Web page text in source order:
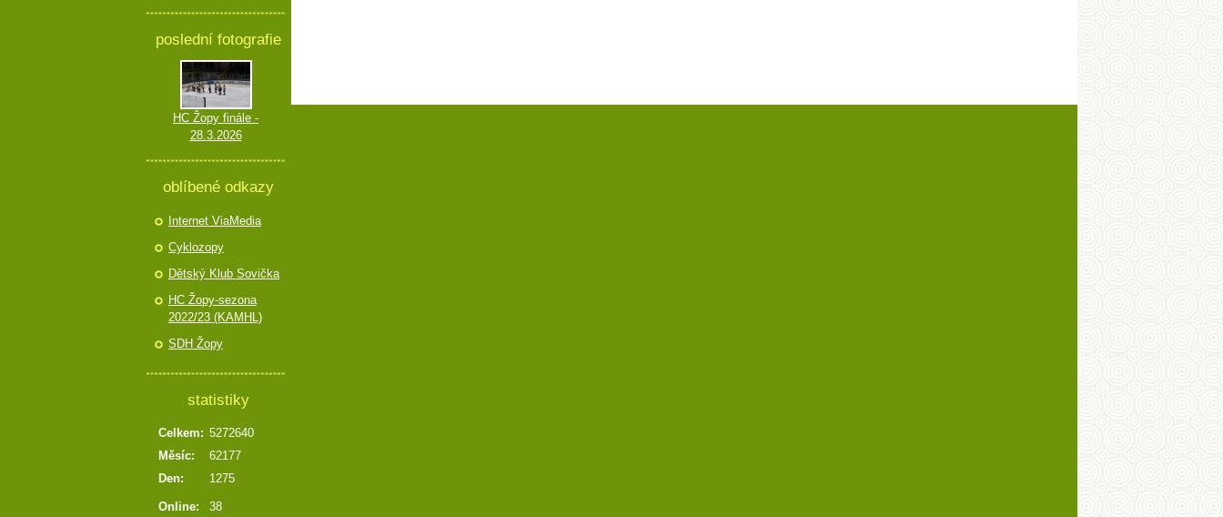
poslední fotografie
HC Žopy finále -
28.3.2026
oblíbené odkazy
Internet ViaMedia
Cyklozopy
Dětský Klub Sovička
HC Žopy-sezona
2022/23 (KAMHL)
SDH Žopy
statistiky
Online: 38
Celkem: 5272640
Měsíc:
62177
Den:
1275